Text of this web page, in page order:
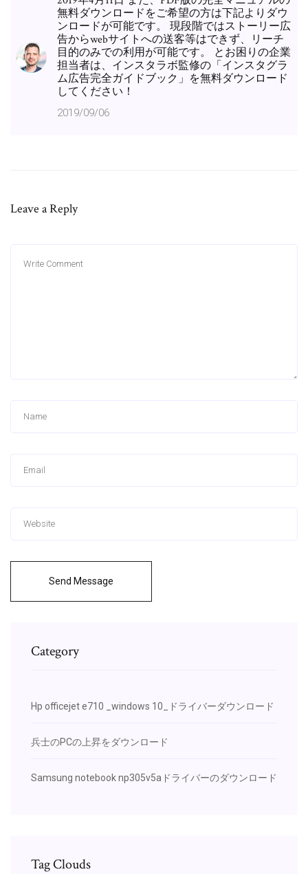
無料ダウンロードをご希望の方は下記よりダウ
ンロードが可能です。 現段階ではストーリー広
告からwebサイトへの送客等はできず、リーチ
目的のみでの利用が可能です。 とお困りの企業
担当者は、インスタラボ監修の「インスタグラ
ム広告完全ガイドブック」を無料ダウンロード
してください！
2019/09/06
Leave a Reply
Send Message
Category
Hp officejet e710 _windows 10_ドライバーダウンロード
兵士のPCの上昇をダウンロード
Samsung notebook np305v5aドライバーのダウンロード
Tag Clouds